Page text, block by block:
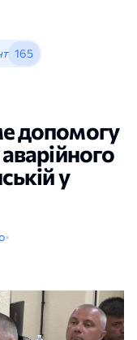
165
допомогу
у
•